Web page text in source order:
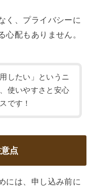
く、プライバシーに
心配もありません。
したい」というニ
使いやすさと安心
です！
点
には、申し込み前に